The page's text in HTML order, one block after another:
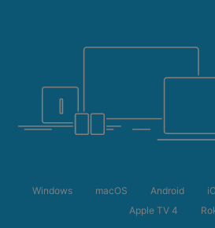
Windows macOS Android
Apple TV 4